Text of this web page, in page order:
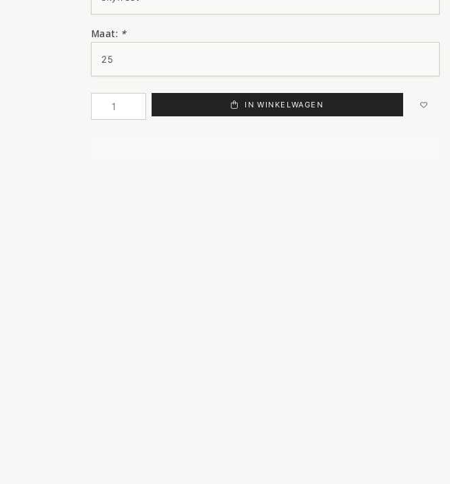
Maat: *
IN WINKELWAGEN